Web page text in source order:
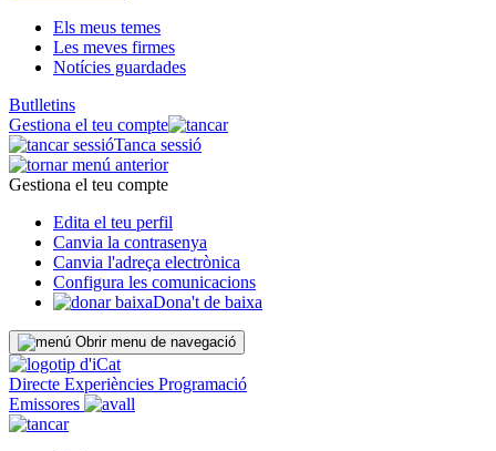
Els meus temes
Les meves firmes
Notícies guardades
Butlletins
Gestiona el teu compte
Tanca sessió
Gestiona el teu compte
Edita el teu perfil
Canvia la contrasenya
Canvia l'adreça electrònica
Configura les comunicacions
Dona't de baixa
Obrir menu de navegació
Directe Experiències Programació
Emissores